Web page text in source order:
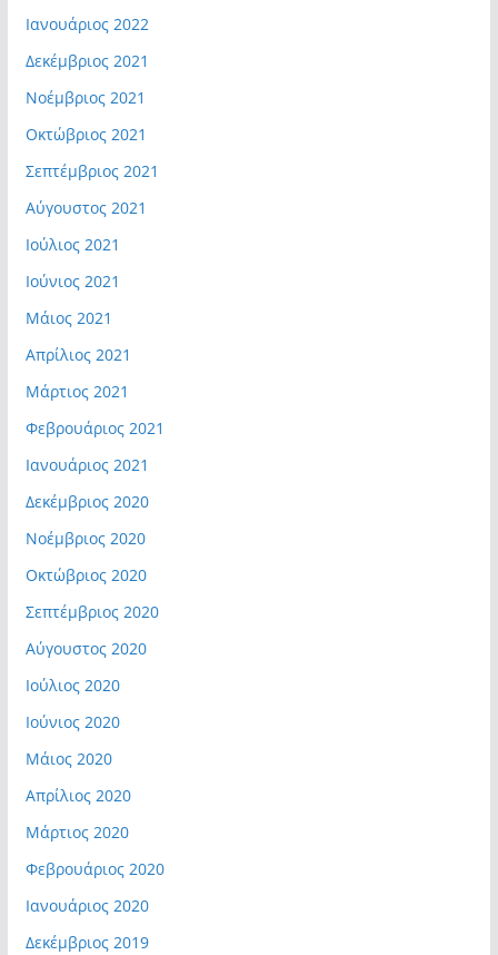
Ιανουάριος 2022
Δεκέμβριος 2021
Νοέμβριος 2021
Οκτώβριος 2021
Σεπτέμβριος 2021
Αύγουστος 2021
Ιούλιος 2021
Ιούνιος 2021
Μάιος 2021
Απρίλιος 2021
Μάρτιος 2021
Φεβρουάριος 2021
Ιανουάριος 2021
Δεκέμβριος 2020
Νοέμβριος 2020
Οκτώβριος 2020
Σεπτέμβριος 2020
Αύγουστος 2020
Ιούλιος 2020
Ιούνιος 2020
Μάιος 2020
Απρίλιος 2020
Μάρτιος 2020
Φεβρουάριος 2020
Ιανουάριος 2020
Δεκέμβριος 2019